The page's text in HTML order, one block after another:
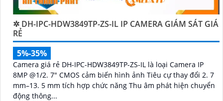
✲ DH-IPC-HDW3849TP-ZS-IL IP CAMERA GIÁM SÁT GIÁ
RẺ
5%-35%
Camera giá rẻ DH-IPC-HDW3849TP-ZS-IL là loại Camera IP
8MP @1/2. 7" CMOS cảm biến hình ảnh Tiêu cự thay đổi 2. 7
mm–13. 5 mm tích hợp chức năng Thu âm phát hiện chuyển
động thông...